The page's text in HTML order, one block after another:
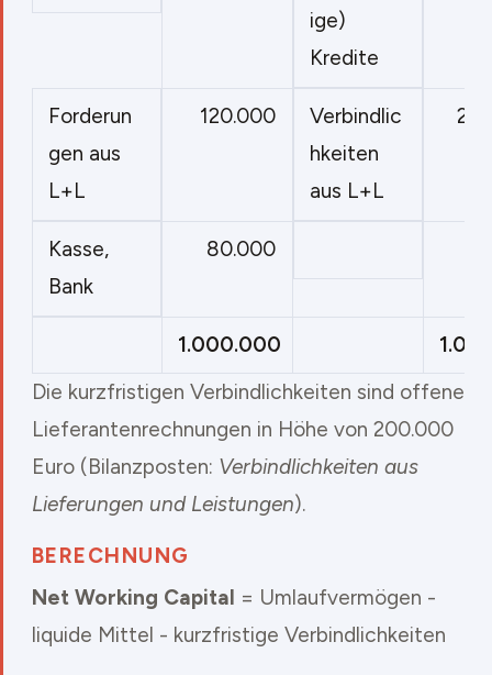
ige)
Kredite
Forderun
gen aus
L+L
120.000
Verbindlic
hkeiten
aus L+L
Kasse,
Bank
80.000
1.000.000
Die kurzfristigen Verbindlichkeiten sind offene
Lieferantenrechnungen in Höhe von 200.000
Euro (Bilanzposten: Verbindlichkeiten aus
Lieferungen und Leistungen).
BERECHNUNG
Net Working Capital = Umlaufvermögen -
liquide Mittel - kurzfristige Verbindlichkeiten